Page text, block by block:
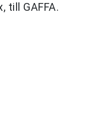
till GAFFA.